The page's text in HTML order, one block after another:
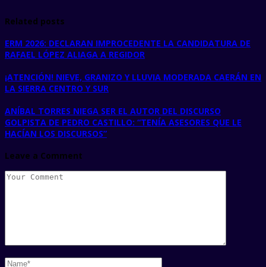
Related posts
ERM 2026: DECLARAN IMPROCEDENTE LA CANDIDATURA DE
RAFAEL LÓPEZ ALIAGA A REGIDOR
¡ATENCIÓN! NIEVE, GRANIZO Y LLUVIA MODERADA CAERÁN EN
LA SIERRA CENTRO Y SUR
ANÍBAL TORRES NIEGA SER EL AUTOR DEL DISCURSO
GOLPISTA DE PEDRO CASTILLO: “TENÍA ASESORES QUE LE
HACÍAN LOS DISCURSOS”
Leave a Comment